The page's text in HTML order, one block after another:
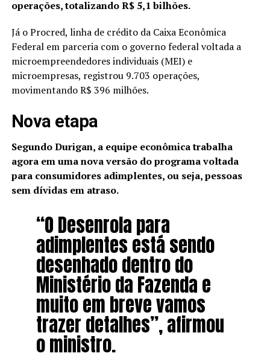
operações, totalizando R$ 5,1 bilhões.
Já o Procred, linha de crédito da Caixa Econômica
Federal em parceria com o governo federal voltada a
microempreendedores individuais (MEI) e
microempresas, registrou 9.703 operações,
movimentando R$ 396 milhões.
Nova etapa
Segundo Durigan, a equipe econômica trabalha
agora em uma nova versão do programa voltada
para consumidores adimplentes, ou seja, pessoas
sem dívidas em atraso.
“O Desenrola para
adimplentes está sendo
desenhado dentro do
Ministério da Fazenda e
muito em breve vamos
trazer detalhes”, afirmou
o ministro.